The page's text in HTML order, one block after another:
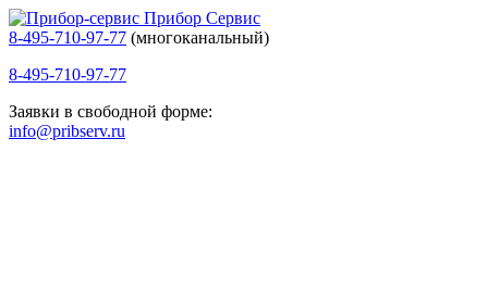
Прибор Сервис
8-495-710-97-77 (многоканальный)
8-495-710-97-77
Заявки в свободной форме:
info@pribserv.ru